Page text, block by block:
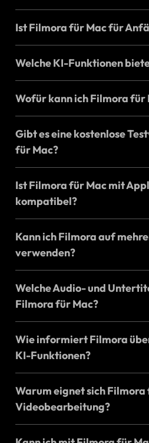
Bearbeiten Sie
reibungslos auf
Mit einem einzigen Konto
Mac, iPad und iPhone
Ist Filmora für Mac für
Welche KI-Funktionen
Wofür kann ich Filmora für
Gibt es eine kostenlose
für Mac?
Ist Filmora für Mac mit
kompatibel?
Kann ich Filmora auf
verwenden?
Welche Audio- und
Filmora für Mac?
Wie informiert Filmora
KI-Funktionen?
Warum eignet sich
Videobearbeitung?